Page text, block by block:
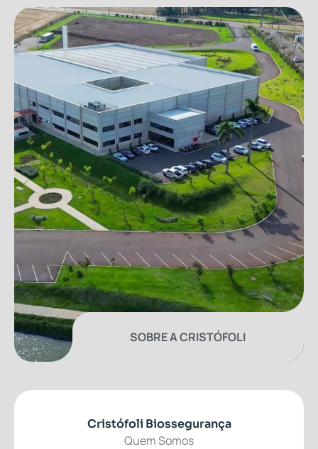
SOBRE A CRISTÓFOLI
Cristófoli Biossegurança
Quem Somos